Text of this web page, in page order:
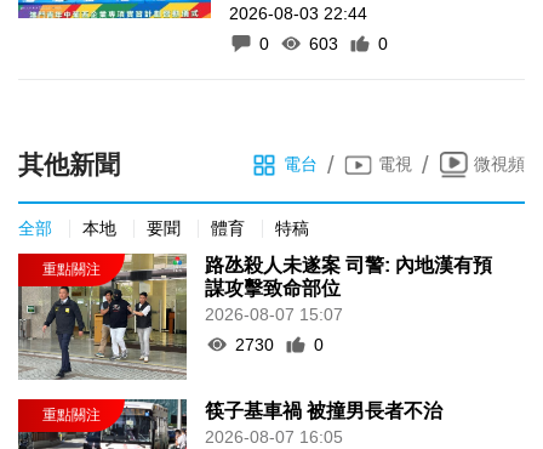
2026-08-03 22:44
0
603 0
其他新聞 電台 / 電視 / 微視頻
全部 本地 要聞 體育 特稿
路氹殺人未遂案 司警: 內地漢有預
謀攻擊致命部位
2026-08-07 15:07
2730
0
筷子基車禍 被撞男長者不治
2026-08-07 16:05